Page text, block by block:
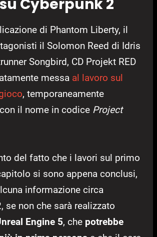
Cyberpunk 2
di Phantom Liberty, il
il Solomon Reed di Idris
Songbird, CD Projekt RED
messa al lavoro sul
, temporaneamente
il nome in codice Project
del fatto che i lavori sul primo
si sono appena conclusi,
informazione circa
se non che sarà realizzato
Engine 5, che potrebbe